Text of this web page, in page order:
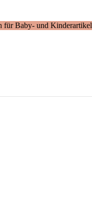
für Baby- und Kinderartikel